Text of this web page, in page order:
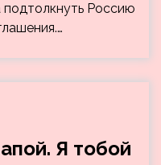
Россию
Я тобой